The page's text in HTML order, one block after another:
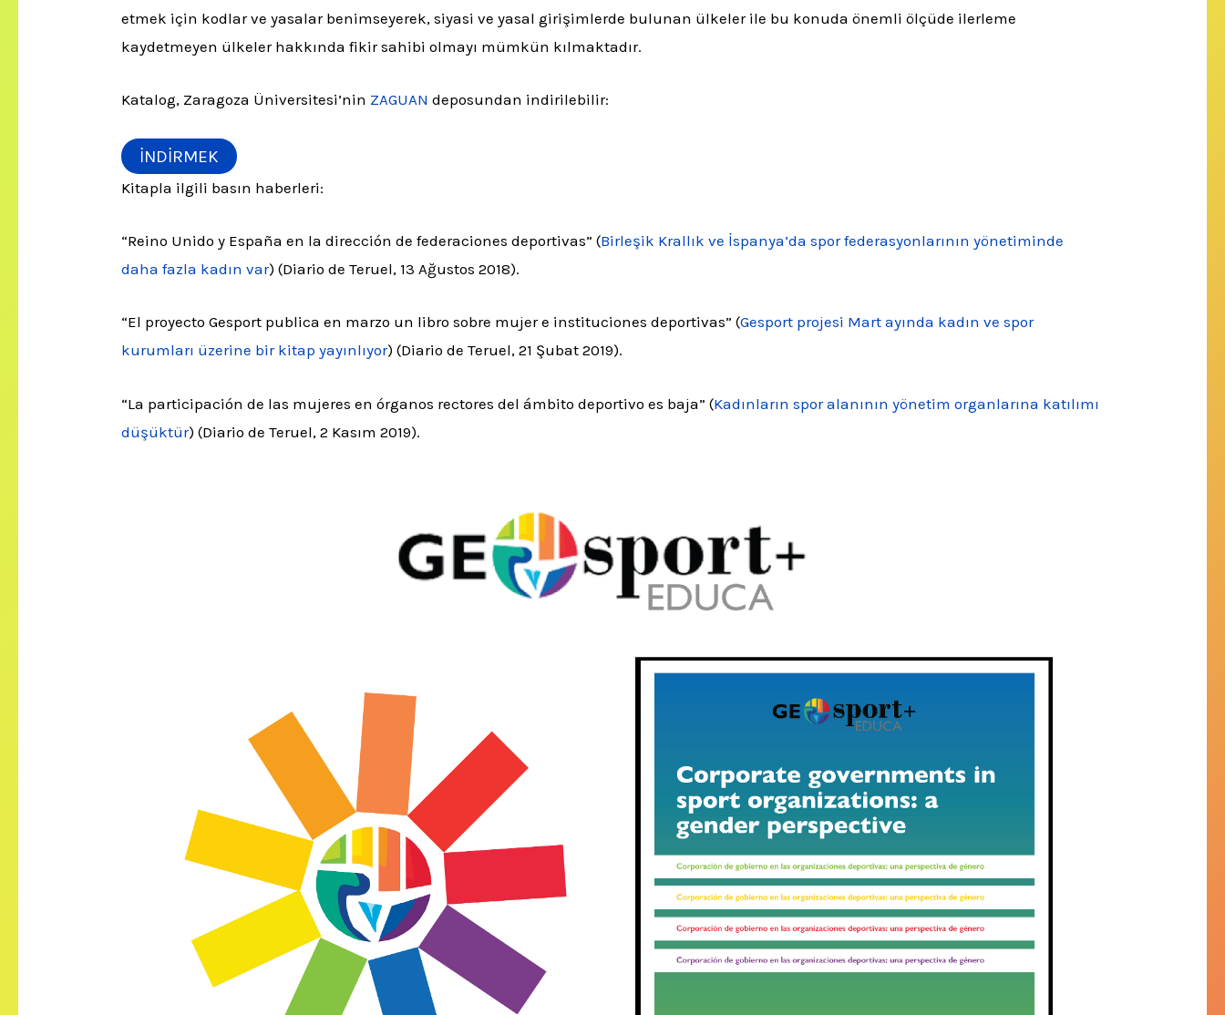
etmek için kodlar ve yasalar benimseyerek, siyasi ve yasal girişimlerde bulunan ülkeler ile bu konuda önemli ölçüde ilerleme
kaydetmeyen ülkeler hakkında fikir sahibi olmayı mümkün kılmaktadır.
Katalog, Zaragoza Üniversitesi’nin ZAGUANdeposundan indirilebilir:
İNDİRMEK
Kitapla ilgili basın haberleri:
“Reino Unido y España en la dirección de federaciones deportivas” (Birleşik Krallık ve İspanya’da spor federasyonlarının yönetiminde
daha fazla kadın var) (Diario de Teruel, 13 Ağustos 2018).
“El proyecto Gesport publica en marzo un libro sobre mujer e instituciones deportivas” (Gesport projesi Mart ayında kadın ve spor
kurumları üzerine bir kitap yayınlıyor) (Diario de Teruel, 21 Şubat 2019).
“La participación de las mujeres en órganos rectores del ámbito deportivo es baja” (Kadınların spor alanının yönetim organlarına katılımı
düşüktür) (Diario de Teruel, 2 Kasım 2019).